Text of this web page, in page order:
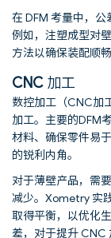
在 DFM 考量中，公
例如，注塑成型对
方法以确保装配顺
CNC加工
数控加工（CNC加
加工。主要的DFM
材料、确保零件易
的锐利内角。
对于薄壁产品，需
减少。Xometry 实
取得平衡，以优化
差，对于提升 CNC